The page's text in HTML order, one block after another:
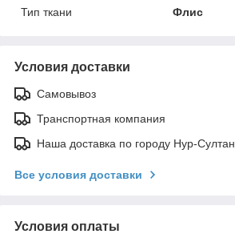
Тип ткани
Флис
Условия доставки
Самовывоз
Транспортная компания
Наша доставка по городу Нур-Султан
Все условия доставки
Условия оплаты